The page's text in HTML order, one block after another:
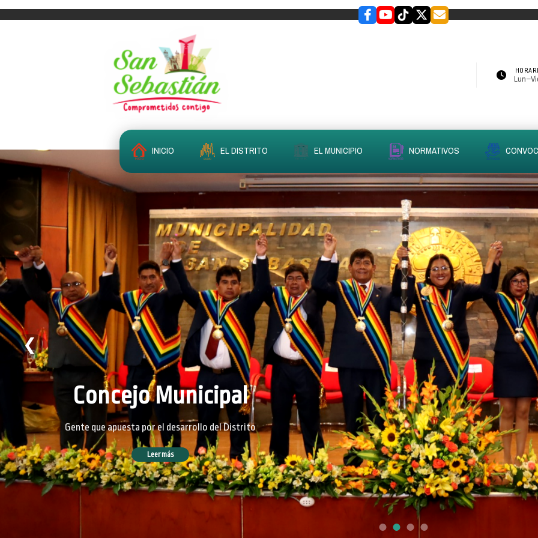
INICIO EL DISTRITO EL MUNICIPIO NORMATIVOS
slider
Concejo Municipal
Gente que apuesta por el desarrollo del Distrito
Leer más
❮